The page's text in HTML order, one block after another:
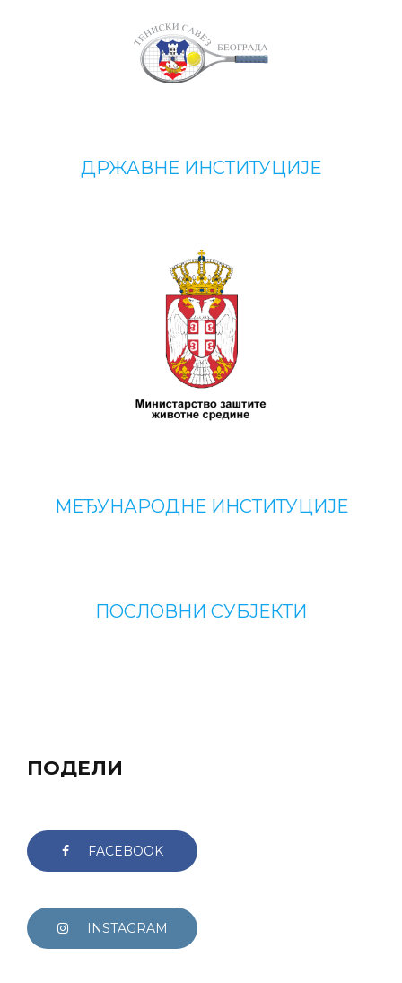
ДРЖАВНЕ ИНСТИТУЦИЈЕ
МЕЂУНАРОДНЕ ИНСТИТУЦИЈЕ
ПОСЛОВНИ СУБЈЕКТИ
ПОДЕЛИ
FACEBOOK
INSTAGRAM